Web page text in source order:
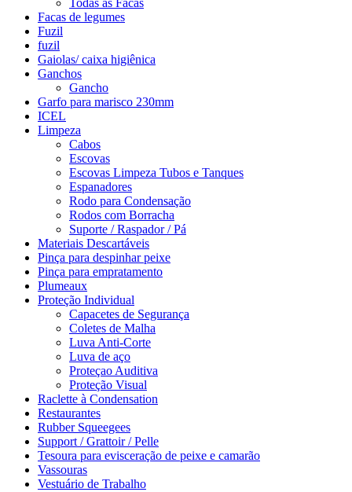
Todas as Facas
Facas de legumes
Fuzil
fuzil
Gaiolas/ caixa higiênica
Ganchos
Gancho
Garfo para marisco 230mm
ICEL
Limpeza
Cabos
Escovas
Escovas Limpeza Tubos e Tanques
Espanadores
Rodo para Condensação
Rodos com Borracha
Suporte / Raspador / Pá
Materiais Descartáveis
Pinça para despinhar peixe
Pinça para empratamento
Plumeaux
Proteção Individual
Capacetes de Segurança
Coletes de Malha
Luva Anti-Corte
Luva de aço
Proteçao Auditiva
Proteção Visual
Raclette à Condensation
Restaurantes
Rubber Squeegees
Support / Grattoir / Pelle
Tesoura para evisceração de peixe e camarão
Vassouras
Vestuário de Trabalho